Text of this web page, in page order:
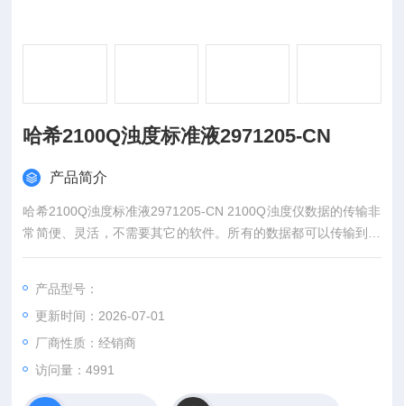
哈希2100Q浊度标准液2971205-CN
产品简介
哈希2100Q浊度标准液2971205-CN 2100Q浊度仪数据的传输非
常简便、灵活，不需要其它的软件。所有的数据都可以传输到模
块中，并使用USB连接装置下载到电脑中， 为您提供完整有用的
产品型号：
更新时间：2026-07-01
厂商性质：经销商
访问量：4991